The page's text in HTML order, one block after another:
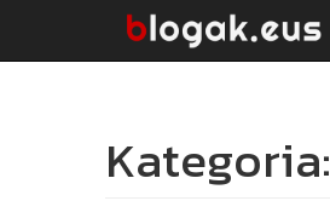
Kategoria: